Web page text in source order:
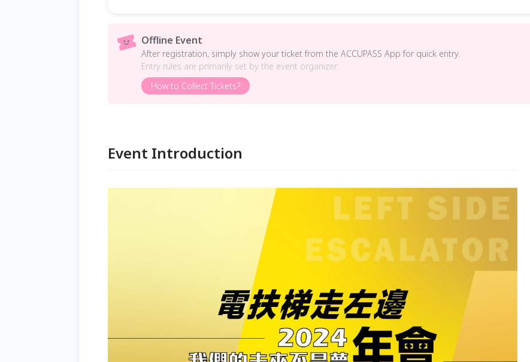
Offline Event
After registration, simply show your ticket from the ACCUPASS App for quick entry.
Entry rules are primarily set by the event organizer.
How to Collect Tickets?
Event Introduction